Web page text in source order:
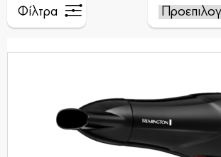
Φίλτρα